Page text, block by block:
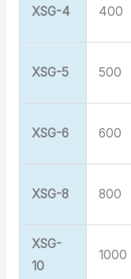
XSG-4 400
XSG-5 500
XSG-6 600
XSG-8 800
XSG-
10
1000